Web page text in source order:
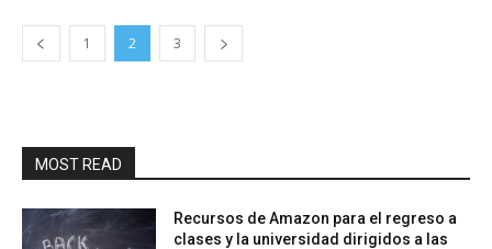
1 2 3
MOST READ
Recursos de Amazon para el regreso a
clases y la universidad dirigidos a las